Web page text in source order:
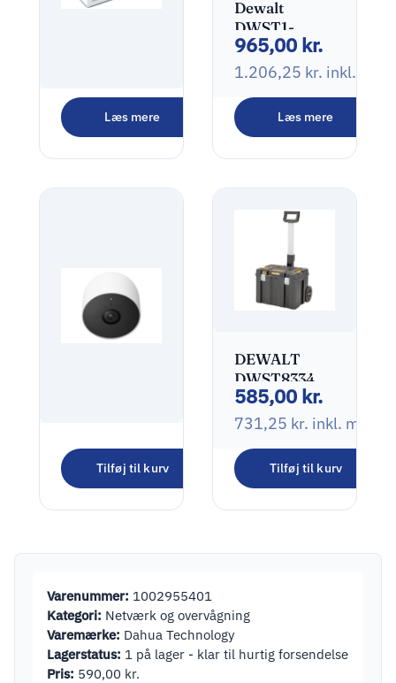
Tapo C110
Netværksovervågningskamera
225,00kr.
Læs mere
Dewalt
DWST1-
75676 Savhest
965,00 kr.
1.206,25 kr. inkl.
Læs mere
Google Nest
Cam
Netværksovervågningskamera
Udendørs
1.265,00kr.
1.581,25kr.inkl. moms
Tilføj til kurv
DEWALT
DWST83347-
1
Værktøjskasse
med hjul
585,00 kr.
731,25 kr. inkl. moms
Tilføj til kurv
Varenummer: 1002955401
Kategori: Netværk og overvågning
Varemærke: Dahua Technology
Lagerstatus: 1 på lager - klar til hurtig forsendelse
Pris: 590,00 kr.